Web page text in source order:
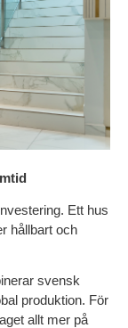
Ett hus
hållbart och
svensk
produktion. För
allt mer på